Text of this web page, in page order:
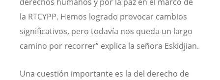
la RTCYPP. Hemos logrado provocar cambios
significativos, pero todavía nos queda un largo
camino por recorrer” explica la señora Eskidjian.
Una cuestión importante es la del derecho de